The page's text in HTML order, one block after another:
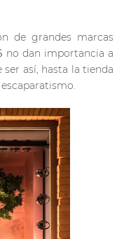
de grandes marcas
no dan importancia a
así, hasta la tienda